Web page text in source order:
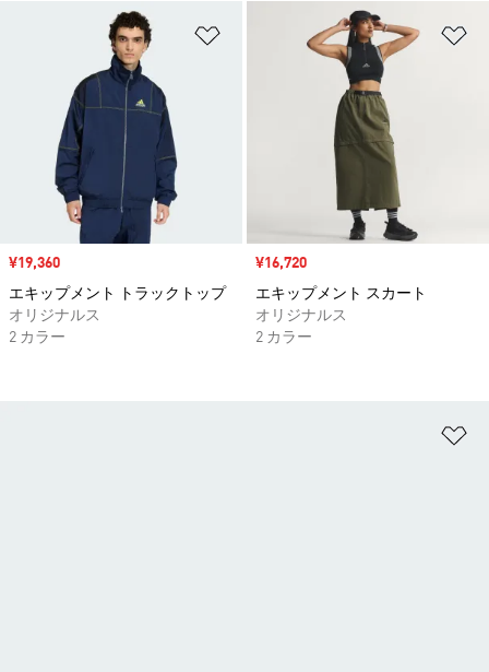
ほしいものリストに追加
セール価格
¥19,360
エキップメント トラックトップ
オリジナルス
2 カラー
セール価格
¥16,720
エキップメント スカート
オリジナルス
2 カラー